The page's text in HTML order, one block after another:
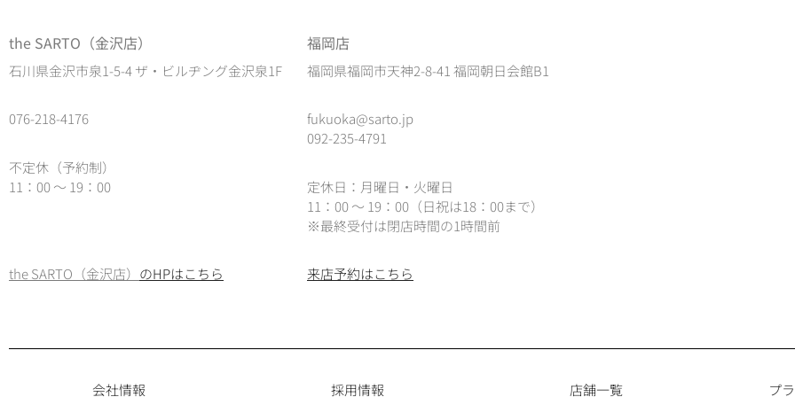
the SARTO（金沢店）
石川県金沢市泉1-5-4 ザ・ビルヂング金沢泉1F
076-218-4176
不定休（予約制）
11：00 ～ 19：00
福岡店
福岡県福岡市天神2-8-41 福岡朝日会館B1
fukuoka@sarto.jp
092-235-4791
定休日：月曜日・火曜日
11：00 ～ 19：00（日祝は18：00まで）
※最終受付は閉店時間の1時間前
the SARTO（金沢店） のHPはこちら 来店予約はこちら
会社情報 採用情報 店舗一覧 プ